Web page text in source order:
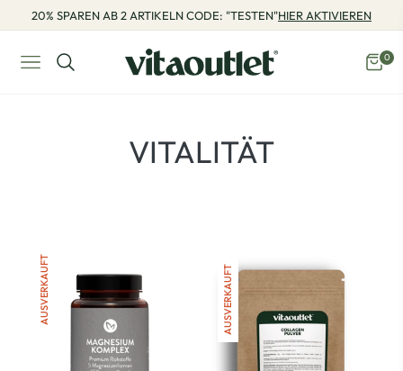
20% SPAREN AB 2 ARTIKELN CODE: "TESTEN"HIER AKTIVIEREN
Navigation
0
PRODUKTE:
VITALITÄT
AUSVERKAUFT AUSVERKAUFT